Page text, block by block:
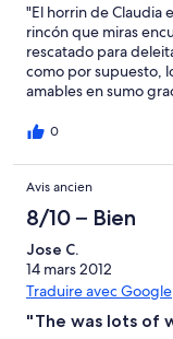
"El horrin de Claudia
rincón que miras
rescatado para
como por supuesto,
amables en sumo
Asturias en estado
falta de microondas
entorno no nos ha
Eugenia."
0
Avis ancien
8/10 – Bien
Jose C.
14 mars 2012
Traduire avec Google
"The was lots of